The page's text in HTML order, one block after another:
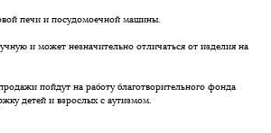
печи и посудомоечной машины.
и может незначительно отличаться от изделия на
пойдут на работу благотворительного фонда
детей и взрослых с аутизмом.